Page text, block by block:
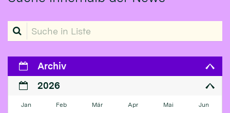
Suche in Liste
Archiv
2026
Jan Feb Mär Apr Mai Jun